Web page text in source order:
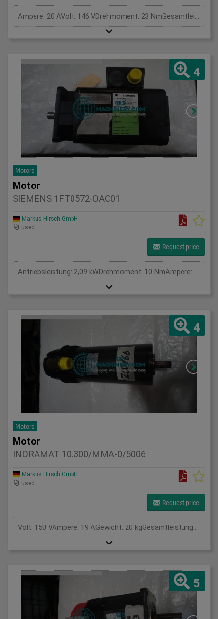
Ampere: 20 AVolt: 146 VDrehmoment: 23 NmGesamtleistungsbedarf: kWMaschinengewicht ca.: tRaumbedarf ca.: m
4
Motors
Motor
SIEMENS 1FT0572-OAC01
Markus Hirsch GmbH
used
Request price
Antriebsleistung: 2,09 kWDrehmoment: 10 NmAmpere: 13,0 AVolt: VGesamtleistungsbedarf: kWMaschinengewicht ca.: tRaumbedarf ca.: m
4
Motors
Motor
INDRAMAT 10.300/MMA-0/5006
Markus Hirsch GmbH
used
Request price
Volt: 150 VAmpere: 19 AGewicht: 20 kgGesamtleistungsbedarf: kWMaschinengewicht ca.: tRaumbedarf ca.: m
5